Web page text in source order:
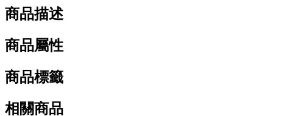
商品描述
商品屬性
商品標籤
相關商品